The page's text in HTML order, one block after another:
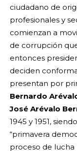
ciudadano de
profesionales y
comienzan a
de corrupción
entonces
deciden
presentan por
Bernardo
José Arévalo
1945 y 1951,
“primavera
proceso de